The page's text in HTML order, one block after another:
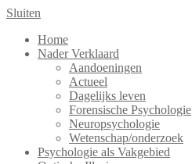
Sluiten
Home
Nader Verklaard
Aandoeningen
Actueel
Dagelijks leven
Forensische Psychologie
Neuropsychologie
Wetenschap/onderzoek
Psychologie als Vakgebied